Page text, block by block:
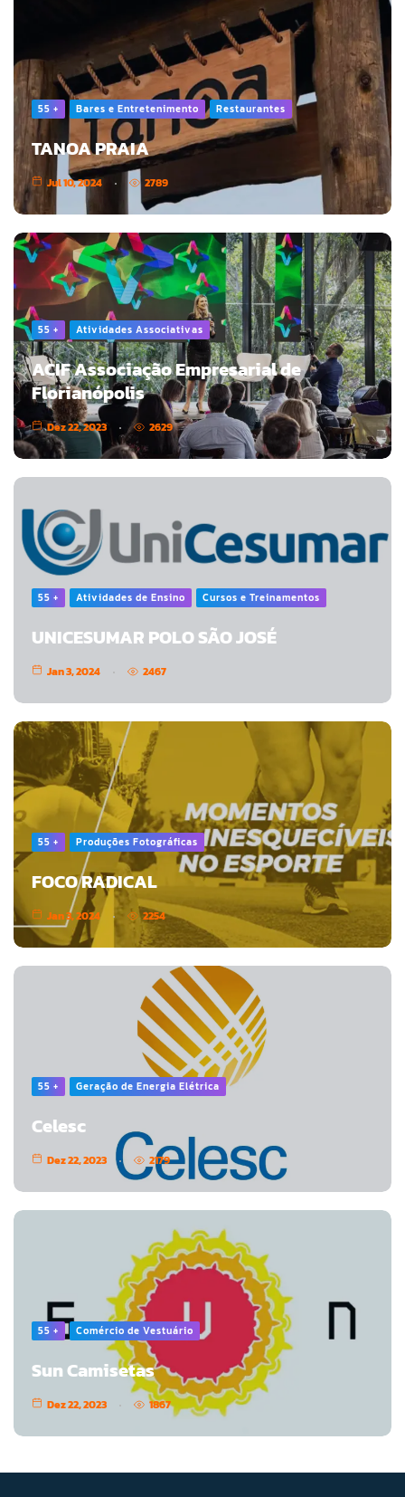
55 + Bares e Entretenimento Restaurantes
TANOA PRAIA
Jul 10, 2024 2789
55 + Atividades Associativas
ACIF Associação Empresarial de
Florianópolis
Dez 22, 2023 2629
55 + Atividades de Ensino Cursos e Treinamentos
UNICESUMAR POLO SÃO JOSÉ
Jan 3, 2024 2467
55 + Produções Fotográficas
FOCO RADICAL
Jan 3, 2024 2254
55 + Geração de Energia Elétrica
Celesc
Dez 22, 2023 2179
55 + Comércio de Vestuário
Sun Camisetas
Dez 22, 2023 1867